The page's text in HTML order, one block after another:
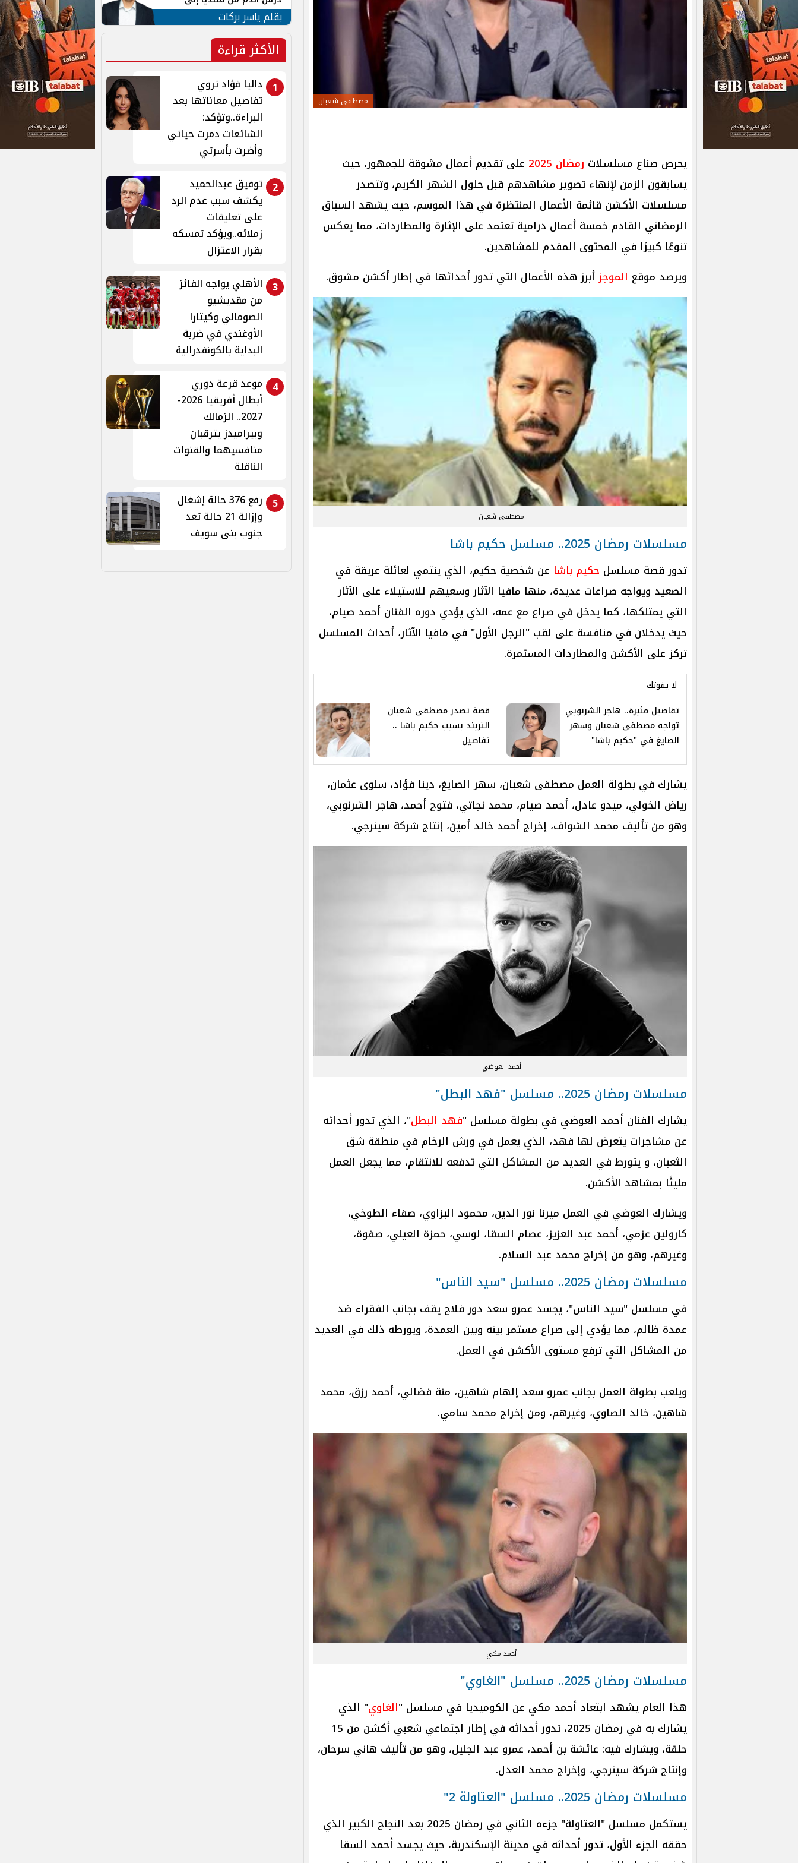
مصطفى شعبان
يحرص صناع مسلسلات رمضان 2025
على تقديم أعمال مشوقة للجمهور، حيث
يسابقون الزمن لإنهاء تصوير مشاهدهم قبل حلول الشهر الكريم، وتتصدر
مسلسلات الأكشن قائمة الأعمال المنتظرة في هذا الموسم، حيث يشهد السباق
الرمضاني القادم خمسة أعمال درامية تعتمد على الإثارة والمطاردات، مما يعكس
تنوعًا كبيرًا في المحتوى المقدم للمشاهدين.
ويرصد موقع الموجزأبرز هذه الأعمال التي تدور أحداثها في إطار أكشن مشوق.
مصطفى شعبان
مسلسلات رمضان 2025.. مسلسل حكيم باشا
تدور قصة مسلسل حكيم باشا عن شخصية حكيم، الذي ينتمي لعائلة عريقة في
الصعيد ويواجه صراعات عديدة، منها مافيا الآثار وسعيهم للاستيلاء على الآثار
التي يمتلكها، كما يدخل في صراع مع عمه، الذي يؤدي دوره الفنان أحمد صيام،
حيث يدخلان في منافسة على لقب "الرجل الأول" في مافيا الآثار، أحداث المسلسل
تركز على الأكشن والمطاردات المستمرة.
لا يفوتك
تفاصيل مثيرة.. هاجر الشرنوبي
تواجه مصطفى شعبان وسهر
الصايغ في "حكيم باشا"
قصة تصدر مصطفى شعبان
التريند بسبب حكيم باشا ..
تفاصيل
يشارك في بطولة العمل مصطفى شعبان، سهر الصايغ، دينا فؤاد، سلوى عثمان،
رياض الخولي، ميدو عادل، أحمد صيام، محمد نجاتي، فتوح أحمد، هاجر الشرنوبي،
وهو من تأليف محمد الشواف، إخراج أحمد خالد أمين، إنتاج شركة سينرجي.
أحمد العوضي
مسلسلات رمضان 2025.. مسلسل "فهد البطل"
يشارك الفنان أحمد العوضي في بطولة مسلسل "فهد البطل"، الذي تدور أحداثه
عن مشاجرات يتعرض لها فهد، الذي يعمل في ورش الرخام في منطقة شق
الثعبان، و يتورط في العديد من المشاكل التي تدفعه للانتقام، مما يجعل العمل
مليئًا بمشاهد الأكشن.
ويشارك العوضي في العمل ميرنا نور الدين، محمود البزاوي، صفاء الطوخي،
كارولين عزمي، أحمد عبد العزيز، عصام السقا، لوسي، حمزة العيلي، صفوة،
وغيرهم، وهو من إخراج محمد عبد السلام.
مسلسلات رمضان 2025.. مسلسل "سيد الناس"
في مسلسل "سيد الناس"، يجسد عمرو سعد دور فلاح يقف بجانب الفقراء ضد
عمدة ظالم، مما يؤدي إلى صراع مستمر بينه وبين العمدة، ويورطه ذلك في العديد
من المشاكل التي ترفع مستوى الأكشن في العمل.
ويلعب بطولة العمل بجانب عمرو سعد إلهام شاهين، منة فضالي، أحمد رزق، محمد
شاهين، خالد الصاوي، وغيرهم، ومن إخراج محمد سامي.
أحمد مكي
مسلسلات رمضان 2025.. مسلسل "الغاوي"
هذا العام يشهد ابتعاد أحمد مكي عن الكوميديا في مسلسل "الغاوي" الذي
يشارك به في رمضان 2025، تدور أحداثه في إطار اجتماعي شعبي أكشن من 15
حلقة، ويشارك فيه: عائشة بن أحمد، عمرو عبد الجليل، وهو من تأليف هاني سرحان،
وإنتاج شركة سينرجي، وإخراج محمد العدل.
مسلسلات رمضان 2025.. مسلسل "العتاولة 2"
يستكمل مسلسل "العتاولة" جزءه الثاني في رمضان 2025 بعد النجاح الكبير الذي
حققه الجزء الأول، تدور أحداثه في مدينة الإسكندرية، حيث يجسد أحمد السقا
جنوب لبنان
بقلم ياسر بركات
الأكثر قراءة
1
داليا فؤاد تروي
تفاصيل معاناتها بعد
البراءة..وتؤكد:
الشائعات دمرت حياتي
وأضرت بأسرتي
2 توفيق عبدالحميد
يكشف سبب عدم الرد
على تعليقات
زملائه..ويؤكد تمسكه
بقرار الاعتزال
3 الأهلي يواجه الفائز
من مقديشيو
الصومالي وكيتارا
الأوغندي في ضربة
البداية بالكونفدرالية
4
موعد قرعة دوري
أبطال أفريقيا 2026-
2027.. الزمالك
وبيراميدز يترقبان
منافسيهما والقنوات
الناقلة
5
رفع 376 حالة إشغال
وإزالة 21 حالة تعد
جنوب بنى سويف